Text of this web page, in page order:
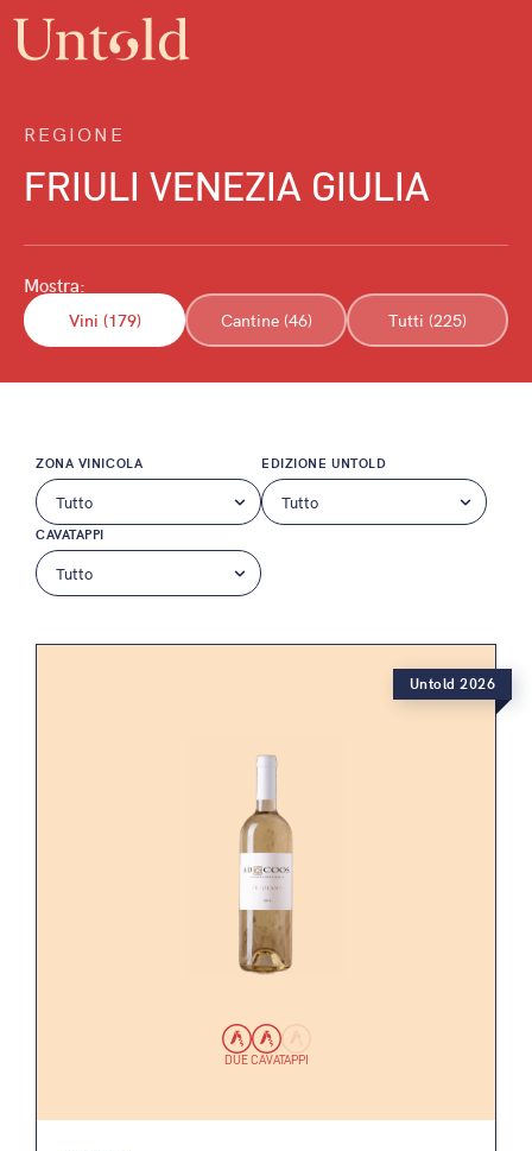
REGIONE
FRIULI VENEZIA GIULIA
Mostra:
Vini (179) Cantine (46) Tutti (225)
ZONA VINICOLA EDIZIONE UNTOLD
CAVATAPPI
DUE CAVATAPPI
Untold 2026